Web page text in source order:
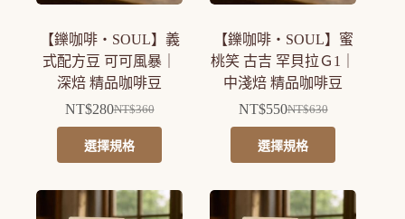
【鑠咖啡・SOUL】義
式配方豆 可可風暴｜
深焙 精品咖啡豆
NT$360
始
價
NT$360。
NT$280
前
價
NT$280。
選擇規格
此
產
有
【鑠咖啡・SOUL】蜜
桃笑 古吉 罕貝拉Ｇ1｜
中淺焙 精品咖啡豆
NT$630
始
價
NT$630。
NT$550
前
價
NT$550。
選擇規格
此
產
有